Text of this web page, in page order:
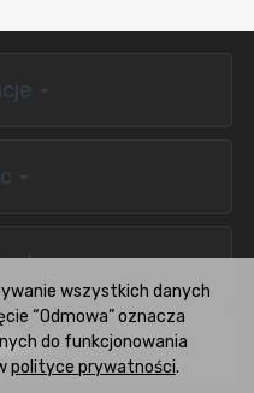
wszystkich danych
“Odmowa” oznacza
do funkcjonowania
polityce prywatności.